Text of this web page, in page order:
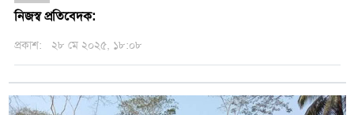
নিজস্ব প্রতিবেদক:
প্রকাশ: ২৮ মে ২০২৫, ১৮:০৮